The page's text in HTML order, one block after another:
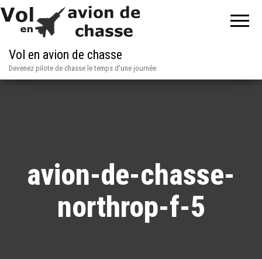
Vol en avion de chasse
Devenez pilote de chasse le temps d'une journée
avion-de-chasse-
northrop-f-5